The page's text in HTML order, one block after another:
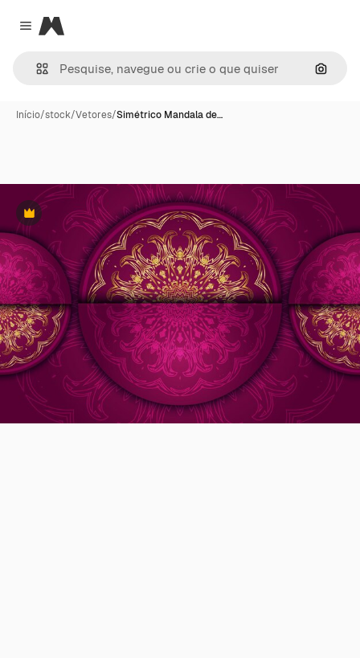
Close menu
Magnific
Início/stock/Vetores/Simétrico Mandala de…
Premium